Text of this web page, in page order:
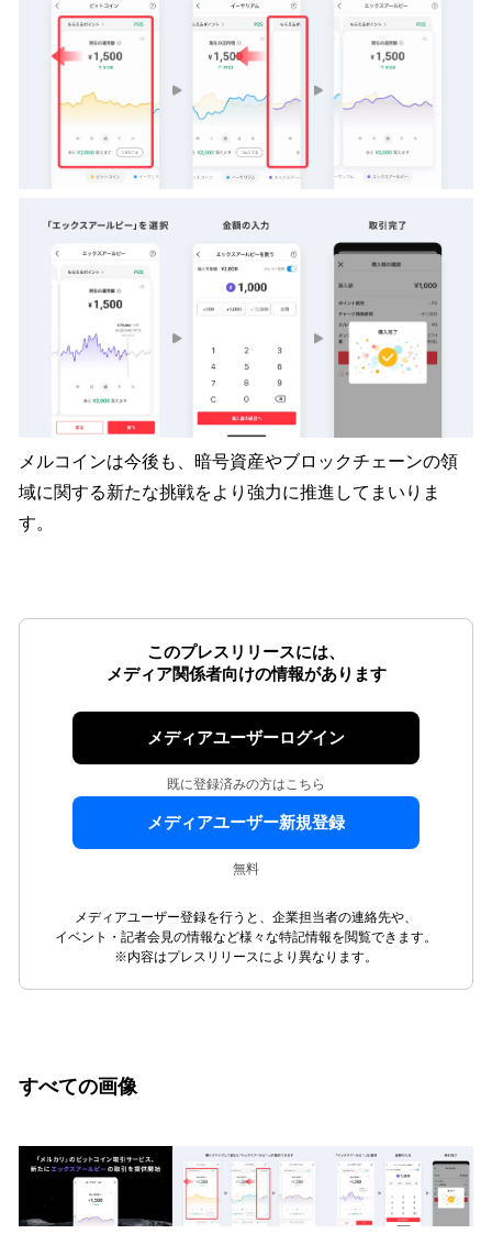
メルコインは今後も、暗号資産やブロックチェーンの領
域に関する新たな挑戦をより強力に推進してまいりま
す。
このプレスリリースには、
メディア関係者向けの情報があります
メディアユーザーログイン
既に登録済みの方はこちら
メディアユーザー新規登録
無料
メディアユーザー登録を行うと、企業担当者の連絡先や、
イベント・記者会見の情報など様々な特記情報を閲覧できます。
※内容はプレスリリースにより異なります。
すべての画像